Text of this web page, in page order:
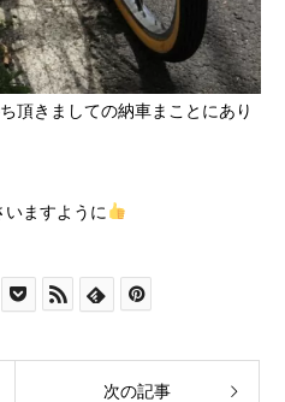
頂きましての納車まことにあり
ますように
次の記事